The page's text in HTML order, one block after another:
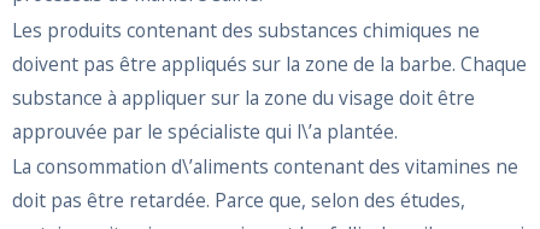
Les produits contenant des substances chimiques ne
doivent pas être appliqués sur la zone de la barbe. Chaque
substance à appliquer sur la zone du visage doit être
approuvée par le spécialiste qui l\’a plantée.
La consommation d\’aliments contenant des vitamines ne
doit pas être retardée. Parce que, selon des études,